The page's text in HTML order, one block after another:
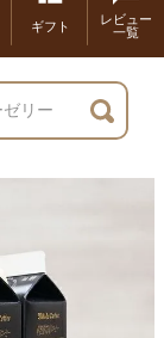
ギフト
レビュー
一覧